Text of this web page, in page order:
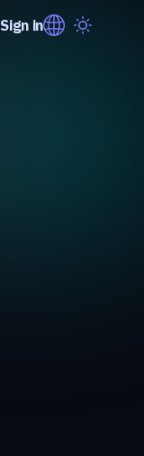
Sign in